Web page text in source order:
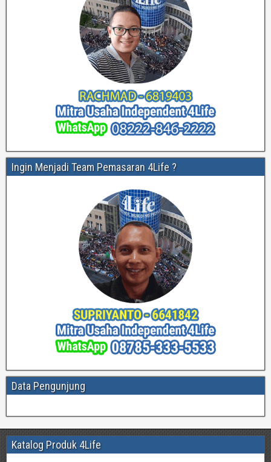
Ingin Menjadi Team Pemasaran 4Life ?
Data Pengunjung
Katalog Produk 4Life